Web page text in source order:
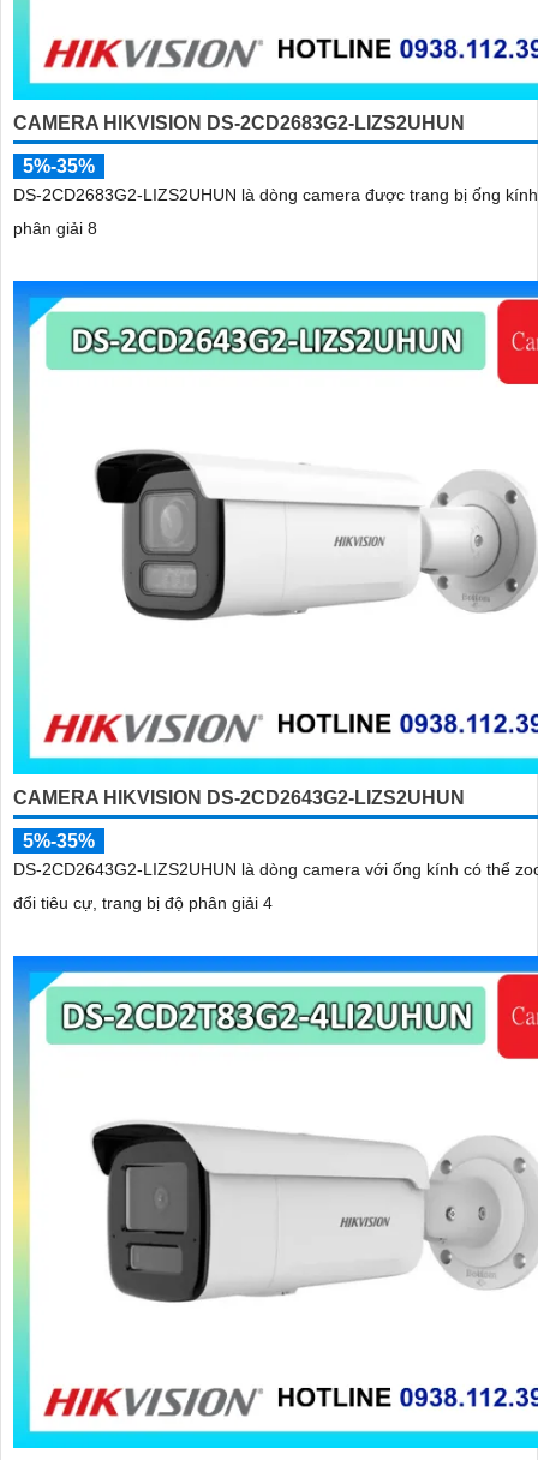
CAMERA HIKVISION DS-2CD2683G2-LIZS2UHUN
5%-35%
DS-2CD2683G2-LIZS2UHUN là dòng camera được trang bị ống
phân giải 8
CAMERA HIKVISION DS-2CD2643G2-LIZS2UHUN
5%-35%
DS-2CD2643G2-LIZS2UHUN là dòng camera với ống kính có thể
đổi tiêu cự, trang bị độ phân giải 4